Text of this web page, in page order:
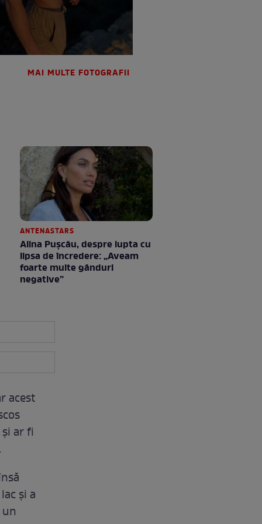
MAI MULTE FOTOGRAFII
ANTENASTARS
Alina Pușcău, despre lupta cu
lipsa de încredere: „Aveam
foarte multe gânduri
negative”
acest
ar fi
și a